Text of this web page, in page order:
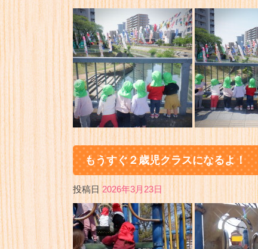
もうすぐ２歳児クラスになるよ！
投稿日 2026年3月23日